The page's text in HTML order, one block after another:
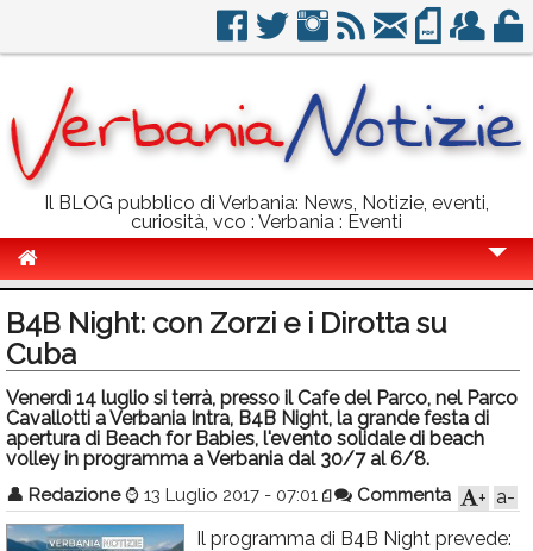
Il BLOG pubblico di Verbania: News, Notizie, eventi,
curiosità, vco : Verbania : Eventi
Politica
Sport
Eventi
Rubriche
B4B Night: con Zorzi e i Dirotta su
Cuba
Venerdì 14 luglio si terrà, presso il Cafe del Parco, nel Parco
Cavallotti a Verbania Intra, B4B Night, la grande festa di
apertura di Beach for Babies, l'evento solidale di beach
volley in programma a Verbania dal 30/7 al 6/8.
👤 Redazione ⌚ 13 Luglio 2017 - 07:01 Commenta a-
+
Il programma di B4B Night prevede: